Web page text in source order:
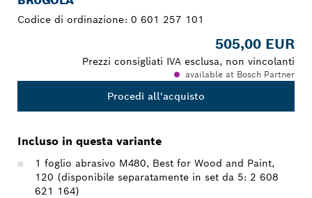
Codice di ordinazione: 0 601 257 101
505,00 EUR
Prezzi consigliati IVA esclusa, non vincolanti
available at Bosch Partner
Procedi all'acquisto
Incluso in questa variante
1 foglio abrasivo M480, Best for Wood and Paint,
120 (disponibile separatamente in set da 5: 2 608
621 164)